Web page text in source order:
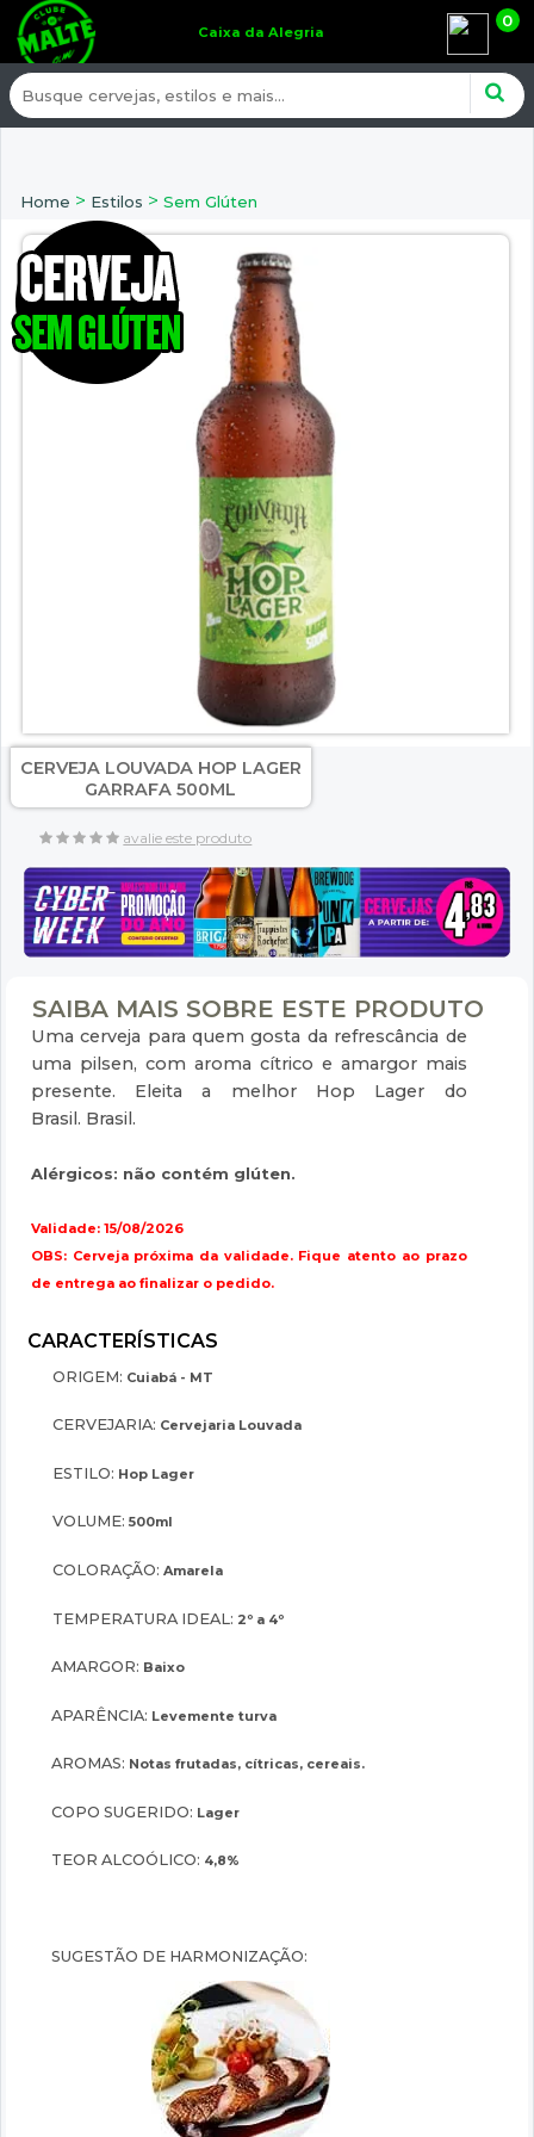
Caixa da Alegria
0
Home > Estilos > Sem Glúten
CERVEJA LOUVADA HOP LAGER
GARRAFA 500ML
avalie este produto
SAIBA MAIS SOBRE ESTE PRODUTO
Uma cerveja para quem gosta da refrescância de
uma pilsen, com aroma cítrico e amargor mais
presente. Eleita a melhor Hop Lager do
Brasil. Brasil.
Alérgicos: não contém glúten.
Validade: 15/08/2026
OBS: Cerveja próxima da validade. Fique atento ao prazo
de entrega ao finalizar o pedido.
ORIGEM: Cuiabá - MT
CERVEJARIA: Cervejaria Louvada
ESTILO: Hop Lager
VOLUME: 500ml
COLORAÇÃO: Amarela
TEMPERATURA IDEAL: 2º a 4º
AMARGOR: Baixo
APARÊNCIA: Levemente turva
AROMAS: Notas frutadas, cítricas, cereais.
COPO SUGERIDO: Lager
TEOR ALCOÓLICO: 4,8%
SUGESTÃO DE HARMONIZAÇÃO: